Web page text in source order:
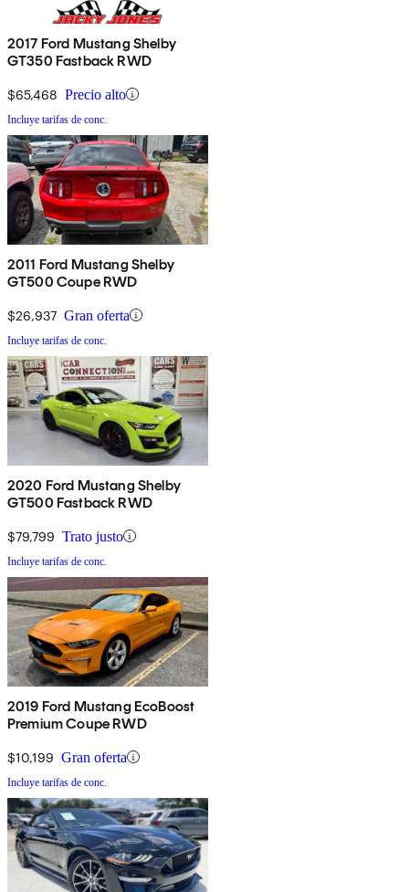
2017 Ford Mustang Shelby
GT350 Fastback RWD
$65,468 Precio alto
Incluye tarifas de conc.
2011 Ford Mustang Shelby
GT500 Coupe RWD
$26,937 Gran oferta
Incluye tarifas de conc.
2020 Ford Mustang Shelby
GT500 Fastback RWD
$79,799 Trato justo
Incluye tarifas de conc.
2019 Ford Mustang EcoBoost
Premium Coupe RWD
$10,199 Gran oferta
Incluye tarifas de conc.